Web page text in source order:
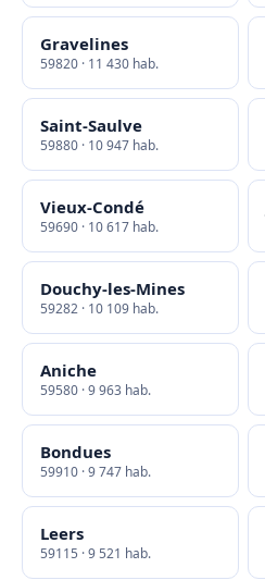
Gravelines
59820 · 11 430 hab.
Saint-Saulve
59880 · 10 947 hab.
Vieux-Condé
59690 · 10 617 hab.
Douchy-les-Mines
59282 · 10 109 hab.
Aniche
59580 · 9 963 hab.
Bondues
59910 · 9 747 hab.
Leers
59115 · 9 521 hab.